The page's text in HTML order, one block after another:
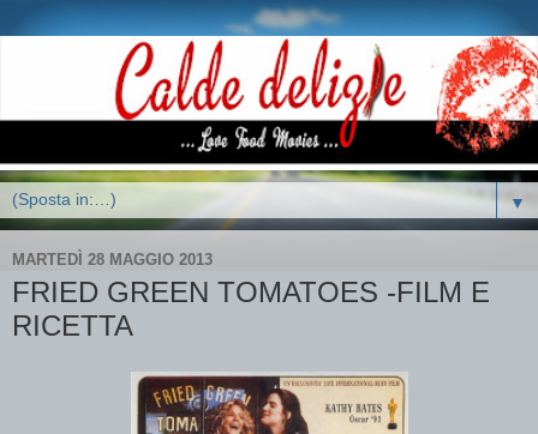
▼
MARTEDÌ 28 MAGGIO 2013
FRIED GREEN TOMATOES -FILM E
RICETTA